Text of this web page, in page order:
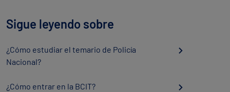
Sigue leyendo sobre
¿Cómo estudiar el temario de Policía
Nacional?
¿Cómo entrar en la BCIT?